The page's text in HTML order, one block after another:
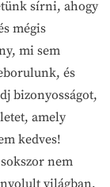
sírni, ahogy
mégis
mi sem
és
bizonyosságot,
amely
kedves!
nem
világban,